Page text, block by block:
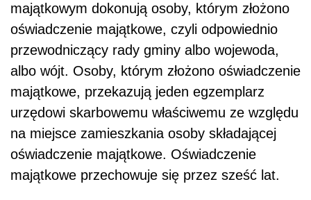
majątkowym dokonują osoby, którym złożono
oświadczenie majątkowe, czyli odpowiednio
przewodniczący rady gminy albo wojewoda,
albo wójt. Osoby, którym złożono oświadczenie
majątkowe, przekazują jeden egzemplarz
urzędowi skarbowemu właściwemu ze względu
na miejsce zamieszkania osoby składającej
oświadczenie majątkowe. Oświadczenie
majątkowe przechowuje się przez sześć lat.